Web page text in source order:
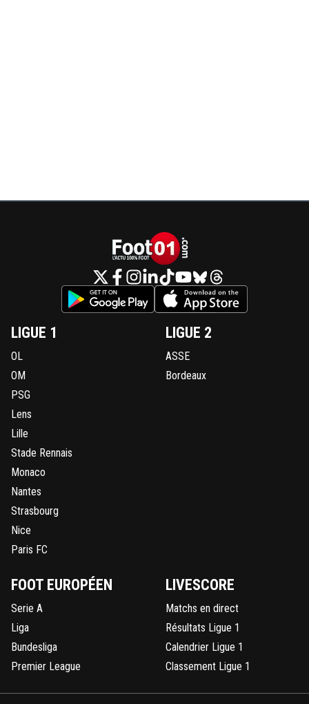
LIGUE 1
OL
OM
PSG
Lens
Lille
Stade Rennais
Monaco
Nantes
Strasbourg
Nice
Paris FC
LIGUE 2
ASSE
Bordeaux
FOOT EUROPÉEN
Serie A
Liga
Bundesliga
Premier League
LIVESCORE
Matchs en direct
Résultats Ligue 1
Calendrier Ligue 1
Classement Ligue 1